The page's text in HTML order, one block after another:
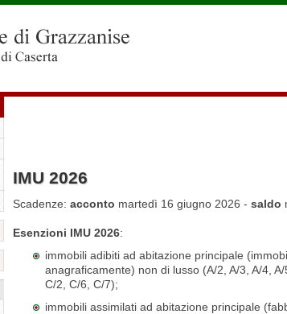
IMU 2026
Scadenze: acconto martedì 16 giugno 2026 - saldo
Esenzioni IMU 2026:
immobili adibiti ad abitazione principale
anagraficamente) non di lusso (A/2, A/3, A/4,
C/2, C/6, C/7);
immobili assimilati ad abitazione principale